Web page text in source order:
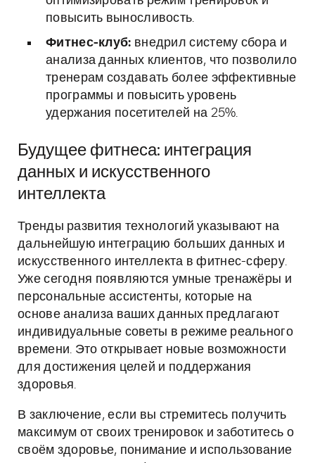
повысить выносливость.
Фитнес-клуб: внедрил систему сбора и
анализа данных клиентов, что позволило
тренерам создавать более эффективные
программы и повысить уровень
удержания посетителей на 25%.
Будущее фитнеса: интеграция
данных и искусственного
интеллекта
Тренды развития технологий указывают на
дальнейшую интеграцию больших данных и
искусственного интеллекта в фитнес-сферу.
Уже сегодня появляются умные тренажёры и
персональные ассистенты, которые на
основе анализа ваших данных предлагают
индивидуальные советы в режиме реального
времени. Это открывает новые возможности
для достижения целей и поддержания
здоровья.
В заключение, если вы стремитесь получить
максимум от своих тренировок и заботитесь о
своём здоровье, понимание и использование